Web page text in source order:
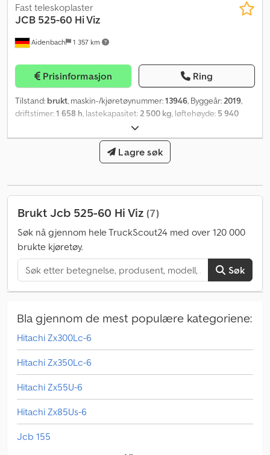
Aidenbach 1 357 km
Fast teleskoplaster
JCB 525-60 Hi Viz
Prisinformasjon Ring
Tilstand: brukt, maskin-/kjøretøynummer:13946, Byggeår:2019,
driftstimer:1 658 h, lastekapasitet:2 500 kg, løftehøyde: 5 940
, byggehøyde:
1 100 mm, forhjul dekkdimensjon:12-16.5, bakdekkstørrelse:12-
Lagre søk
Brukt Jcb 525-60 Hi Viz (7)
Søk nå gjennom hele TruckScout24 med over 120 000
brukte kjøretøy.
Søk
Bla gjennom de mest populære kategoriene:
Hitachi Zx300Lc-6
Hitachi Zx350Lc-6
Hitachi Zx55U-6
Hitachi Zx85Us-6
Jcb 155